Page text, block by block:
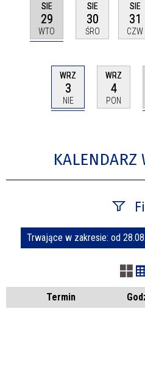
SIE
29
WTO
SIE
30
ŚRO
SIE
31
CZW
WRZ
3
NIE
WRZ
4
PON
KALENDARZ
Szukana fraza
Kategoria
Trwające w zakresie: od
Termin